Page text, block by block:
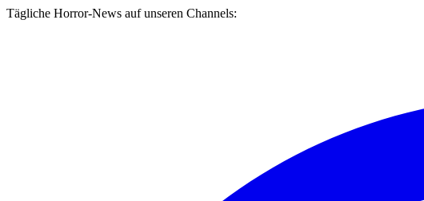
Tägliche Horror-News auf unseren Channels: